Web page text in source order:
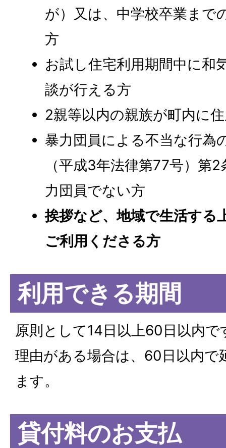
が）又は、中学校卒業まで
方
お試し住宅利用期間中に和
談が行える方
2親等以内の親族が町内に
暴力団員による不当な行為
（平成3年法律第77号）第
力団員でない方
挨拶など、地域で生活する
ご利用くださる方
利用できる期間
原則として14日以上60日以内
理由がある場合は、60日以内で
ます。
貸付料のお支払